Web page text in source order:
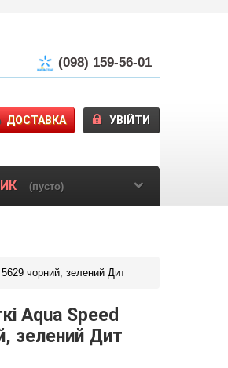
(098) 159-56-01
УВІЙТИ
ДОСТАВКА
(пусто)
чорний, зелений Дит
Aqua Speed
зелений Дит